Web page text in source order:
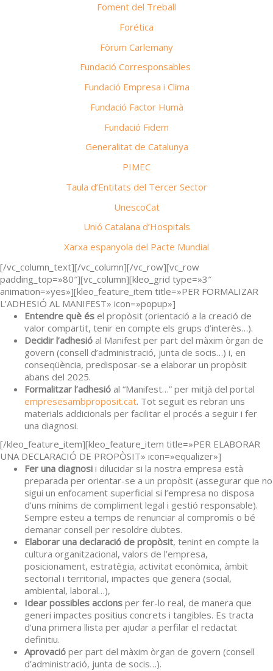
Foment del Treball
Forética
Fòrum Carlemany
Fundació Corresponsables
Fundació Empresa i Clima
Fundació Factor Humà
Fundació Fidem
Generalitat de Catalunya
PIMEC
Taula d’Entitats del Tercer Sector
UnescoCat
Unió Catalana d’Hospitals
Xarxa espanyola del Pacte Mundial
[/vc_column_text][/vc_column][/vc_row][vc_row
padding_top=»80″][vc_column][kleo_grid type=»3″
animation=»yes»][kleo_feature_item title=»PER FORMALIZAR
L’ADHESIÓ AL MANIFEST» icon=»popup»]
Entendre què és el propòsit (orientació a la creació de
valor compartit, tenir en compte els grups d’interès…).
Decidir l’adhesió al Manifest per part del màxim òrgan de
govern (consell d’administració, junta de socis…) i, en
conseqüència, predisposar-se a elaborar un propòsit
abans del 2025.
Formalitzar l’adhesió al “Manifest…” per mitjà del portal
empresesambproposit.cat. Tot seguit es rebran uns
materials addicionals per facilitar el procés a seguir i fer
una diagnosi.
[/kleo_feature_item][kleo_feature_item title=»PER ELABORAR
UNA DECLARACIÓ DE PROPÒSIT» icon=»equalizer»]
Fer una diagnosi i dilucidar si la nostra empresa està
preparada per orientar-se a un propòsit (assegurar que no
sigui un enfocament superficial si l’empresa no disposa
d’uns mínims de compliment legal i gestió responsable).
Sempre esteu a temps de renunciar al compromís o bé
demanar consell per resoldre dubtes.
Elaborar una declaració de propòsit, tenint en compte la
cultura organitzacional, valors de l’empresa,
posicionament, estratègia, activitat econòmica, àmbit
sectorial i territorial, impactes que genera (social,
ambiental, laboral…),
Idear possibles accions per fer-lo real, de manera que
generi impactes positius concrets i tangibles. Es tracta
d’una primera llista per ajudar a perfilar el redactat
definitiu.
Aprovació per part del màxim òrgan de govern (consell
d’administració, junta de socis…).